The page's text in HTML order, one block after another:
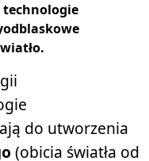
do utworzenia
(obicia światła od